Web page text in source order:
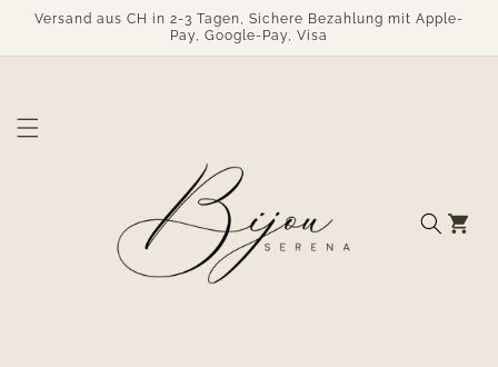
zum
Versand aus CH in 2-3 Tagen, Sichere Bezahlung mit Apple-
Pay, Google-Pay, Visa
Warenkorb